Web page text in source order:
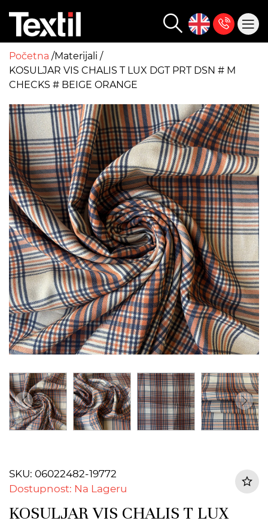
Početna Materijali
KOSULJAR VIS CHALIS T LUX DGT PRT DSN # M
CHECKS # BEIGE ORANGE
SKU: 06022482-19772
Dostupnost: Na Lageru
KOSULJAR VIS CHALIS T LUX